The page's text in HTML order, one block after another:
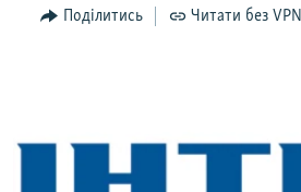
Перейти
ПОГЛЯД
СПЕЦПРОЕКТИ
ДЕПОРТАЦІЯ
ЯК ОБІЙТИ БЛОКУВАННЯ
Поділитись Читати без VPN